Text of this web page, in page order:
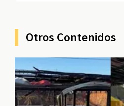
Otros Contenidos